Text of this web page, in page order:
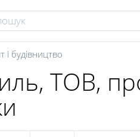
і будівництво
ТОВ,